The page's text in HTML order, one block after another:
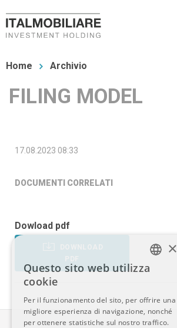
al
principale
Tu
qui
Home Archivio
FILING MODEL
17.08.2023 08:33
DOCUMENTI CORRELATI
Dowload pdf
ENGLISH
×
Questo sito web utilizza
cookie
Per il funzionamento del sito, per offrire una
migliore esperienza di navigazione, nonché
per ottenere statistiche sul nostro traffico.